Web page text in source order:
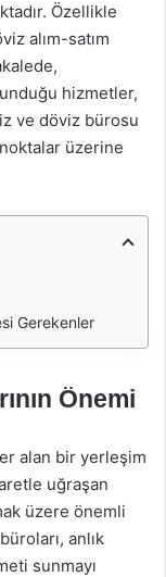
Özellikle
alım-satım
hizmetler,
ve döviz bürosu
üzerine
Gerekenler
Önemi
alan bir yerleşim
uğraşan
üzere önemli
anlık
sunmayı